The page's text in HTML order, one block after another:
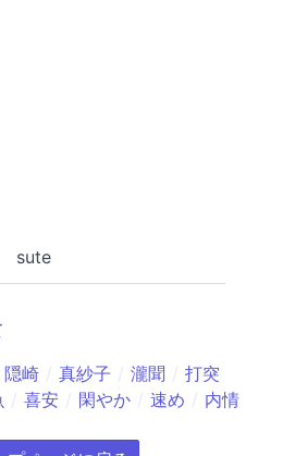
sute
隠崎 真紗子 瀧聞
打突
喜安 閑やか 速め 内情